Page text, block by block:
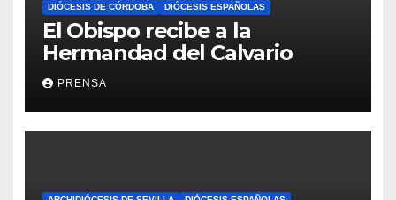
DIÓCESIS DE CÓRDOBA DIÓCESIS ESPAÑOLAS
El Obispo recibe a la
Hermandad del Calvario
PRENSA